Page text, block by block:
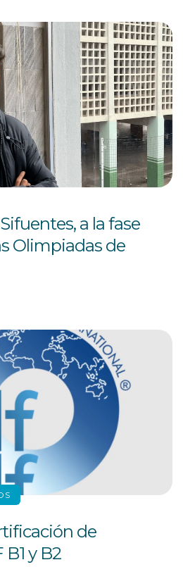
a la fase
Olimpiadas de
de
B1 y B2